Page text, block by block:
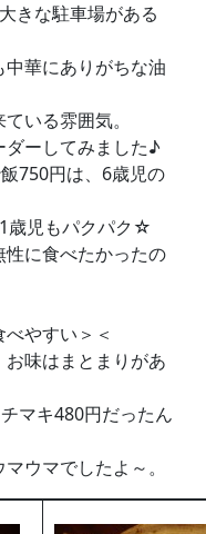
きな駐車場がある
華にありがちな油
いる雰囲気。
ダーしてみました♪
750円は、6歳児の
歳児もパクパク☆
に食べたかったの
やすい＞＜
味はまとまりがあ
マキ480円だったん
ウマでしたよ～。